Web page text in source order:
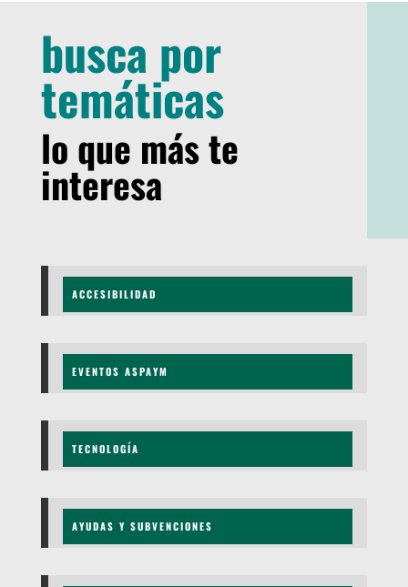
busca por
temáticas
lo que más te
interesa
ACCESIBILIDAD
EVENTOS ASPAYM
TECNOLOGÍA
AYUDAS Y SUBVENCIONES